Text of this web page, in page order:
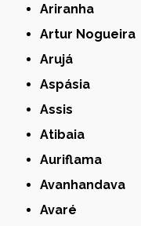
Ariranha
Artur Nogueira
Arujá
Aspásia
Assis
Atibaia
Auriflama
Avanhandava
Avaré